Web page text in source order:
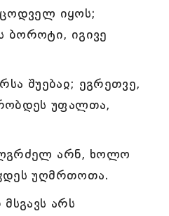
იყოს;
ბოროტი, იგივე
შუებაჲ; ეგრეთვე,
უფალთა,
არნ, ხოლო
უღმრთოთა.
არს